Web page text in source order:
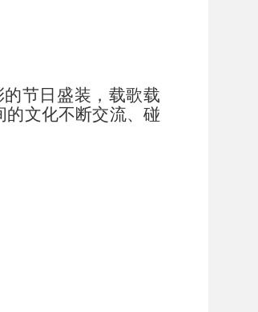
节日盛装，载歌载
的文化不断交流、碰